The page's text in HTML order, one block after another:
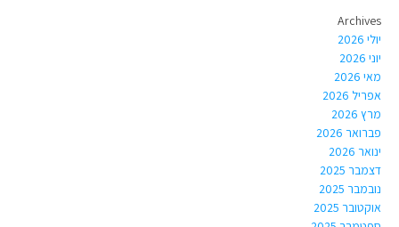
Archives
יולי 2026
יוני 2026
מאי 2026
אפריל 2026
מרץ 2026
פברואר 2026
ינואר 2026
דצמבר 2025
נובמבר 2025
אוקטובר 2025